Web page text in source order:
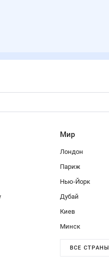
Мир
Лондон
Париж
Нью-Йорк
Дубай
Киев
Минск
ВСЕ СТРАНЫ